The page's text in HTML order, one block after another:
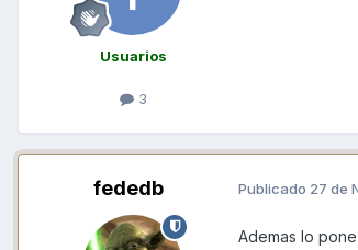
Usuarios
3
fededb Publicado 27 de
Ademas lo